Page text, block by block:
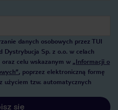
danych osobowych przez TUI
Dystrybucja Sp. z o.o. w celach
celu wskazanym w „Informacji o
, poprzez elektroniczną formę
użyciem tzw. automatycznych
się